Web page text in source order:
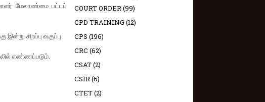
மேலாண்மை பட்டப்
சிறப்பு வகுப்பு
எண்ணப்படும்.
COURT ORDER(99)
CPD TRAINING (12)
CPS (196)
CRC (62)
CSAT(2)
CSIR(6)
CTET(2)